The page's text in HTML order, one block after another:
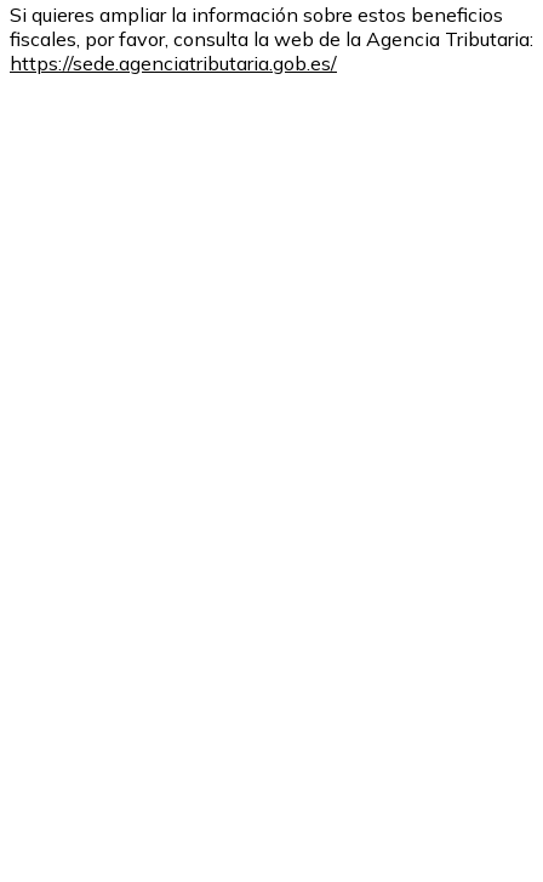
Si quieres ampliar la información sobre estos beneficios
fiscales, por favor, consulta la web de la Agencia Tributaria:
https://sede.agenciatributaria.gob.es/